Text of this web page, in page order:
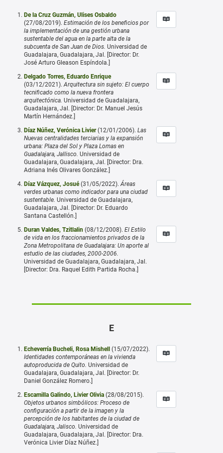
De la Cruz Guzmán, Ulises Osbaldo
(27/08/2019). Estimación de los beneficios por
la implementación de una gestión urbana
sustentable del agua en la parte alta de la
subcuenta de San Juan de Dios. Universidad de
Guadalajara, Guadalajara, Jal. [Director: Dr.
José Arturo Gleason Espíndola.]
Delgado Torres, Eduardo Enrique
(03/12/2021). Arquitectura sin sujeto: El cuerpo
tecnificado como la nueva frontera
arquitectónica. Universidad de Guadalajara,
Guadalajara, Jal. [Director: Dr. Manuel Jesús
Martín Hernández.]
Díaz Núñez, Verónica Livier (12/01/2006). Las
Nuevas centralidades terciarias y la expansión
urbana: Plaza del Sol y Plaza Lomas en
Guadalajara, Jallisco. Universidad de
Guadalajara, Guadalajara, Jal. [Director: Dra.
Adriana Inés Olivares González.]
Díaz Vázquez, Josué (31/05/2022). Áreas
verdes urbanas como indicador para una ciudad
sustentable. Universidad de Guadalajara,
Guadalajara, Jal. [Director: Dr. Eduardo
Santana Castellón.]
Duran Valdes, Tzitlalin (08/12/2008). El Estilo
de vida en los fraccionamientos privados de la
Zona Metropolitana de Guadalajara: Un aporte al
estudio de las ciudades, 2000-2006.
Universidad de Guadalajara, Guadalajara, Jal.
[Director: Dra. Raquel Edith Partida Rocha.]
E
Echeverría Bucheli, Rosa Mishell (15/07/2022).
Identidades contemporáneas en la vivienda
autoproducida de Quito. Universidad de
Guadalajara, Guadalajara, Jal. [Director: Dr.
Daniel González Romero.]
Escamilla Galindo, Livier Olivia (28/08/2015).
Objetos urbanos simbólicos: Proceso de
configuración a partir de la imagen y la
percepción de los habitantes de la ciudad de
Guadalajara, Jalisco. Universidad de
Guadalajara, Guadalajara, Jal. [Director: Dra.
Verónica Livier Díaz Núñez.]